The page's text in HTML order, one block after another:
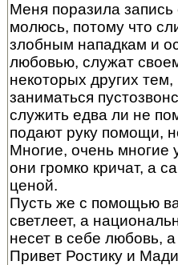
Меня поразила
молюсь, потому что
злобным нападкам и
любовью, служат
некоторых других
заниматься
служить едва ли не
подают руку помощи,
Многие, очень многие
они громко кричат, а
ценой.
Пусть же с помощью
светлеет, а
несет в себе любовь,
Привет Ростику и